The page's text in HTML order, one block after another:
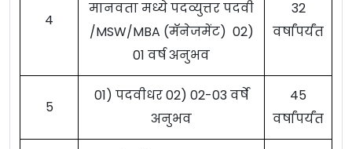
4
मानवता मध्ये पदव्युत्तर पदवी
/MSW/MBA (मॅनेजमेंट) 02)
01 वर्ष अनुभव
32
वर्षांपर्यंत
5
01) पदवीधर 02) 02-03 वर्षे
अनुभव
45
वर्षांपर्यंत